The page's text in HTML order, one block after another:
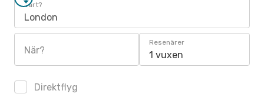
Vart?
London
När?
Resenärer
1 vuxen
Direktflyg